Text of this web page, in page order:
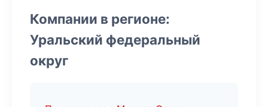
Компании в регионе:
Уральский федеральный
округ